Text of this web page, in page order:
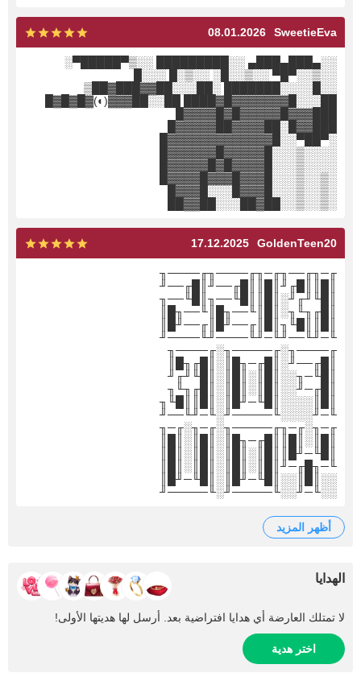
SweetieEva
08.01.2026
░░▄███▄███▄ ░░█████████ ░░▒▀█████▀░
░░▒░░▀█▀ ░░▒░░█░ ░░▒░█ ░░░█
░░█░░░░███████ ░██░░░██▓▓███▓██▒
██░░░█▓▓▓▓▓▓▓█▓████ ██░░██▓▓▓(◐)▓█▓█▓█
███▓▓▓█▓▓▓▓▓█▓█▓▓▓▓█
███▓▓█░██▓▓▓▓██▓▓▓▓▓█
░▀██▀░░█▓▓▓▓▓▓▓▓▓▓▓▓▓█
░░░░▒░░░█▓▓▓▓▓█▓▓▓▓▓▓█
░░░░▒░░░█▓▓▓▓█▓█▓▓▓▓▓█
░▒░░▒░░░█▓▓▓█▓▓▓█▓▓▓▓█
░▒░░▒░░░█▓▓▓█░░░█▓▓▓█
░▒░░▒░░██▓██░░░██▓▓██
GoldenTeen20
17.12.2025
╓─╖╓──╖╓─╖╓────╖╓────╖
║█║║█╓╜║█║║█╓──╜║█╓──╜
║█╙╜╓╜░║█║║█╙──╖║█╙──╖
║█╓╖╙╖░║█║╙──╖█║╙──╖█║
║█║║█╙╖║█║╓──╜█║╓──╜█║
╙─╜╙──╜╙─╜╙────╜╙────╜
╓────╖░╓─────╖░╓────╖
║█╓──╜░║█╓─╖█║░║█╓╖█║
║█╙─╖░░║█║░║█║░║█╙╜╓╜
║█╓─╜░░║█║░║█║░║█╓╖╙╖
║█║░░░░║█╙─╜█║░║█║║█╙╖
╙─╜░░░░╙─────╜░╙─╜╙──╜
╓─╖░╓─╖╓─────╖░╓─╖░╓─╖
║█║░║█║║█╓─╖█║░║█║░║█║
║█╙─╜█║║█║░║█║░║█║░║█║
╙─╖█╓─╜║█║░║█║░║█║░║█║
░░║█║░░║█╙─╜█║░║█╙─╜█║
░░╙─╜░░╙─────╜░╙─────╜
أظهر المزيد
الهدايا
لا تمتلك العارضة أي هدايا افتراضية بعد. أرسل لها هديتها الأولى!
اختر هدية